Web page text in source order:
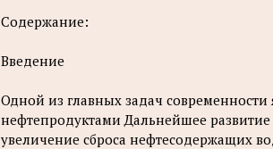
Содержание:
Введение
Одной из главных задач
нефтепродуктами Дальнейшее развитие
увеличение сброса нефтесодержащих